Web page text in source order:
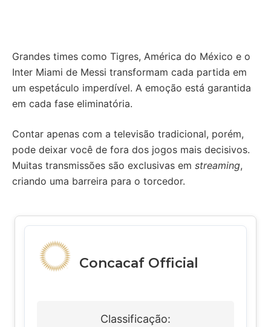
Grandes times como Tigres, América do México e o
Inter Miami de Messi transformam cada partida em
um espetáculo imperdível. A emoção está garantida
em cada fase eliminatória.
Contar apenas com a televisão tradicional, porém,
pode deixar você de fora dos jogos mais decisivos.
Muitas transmissões são exclusivas em streaming,
criando uma barreira para o torcedor.
Concacaf Official
Classificação: